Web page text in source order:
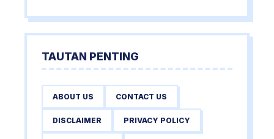
TAUTAN PENTING
ABOUT US CONTACT US
DISCLAIMER PRIVACY POLICY